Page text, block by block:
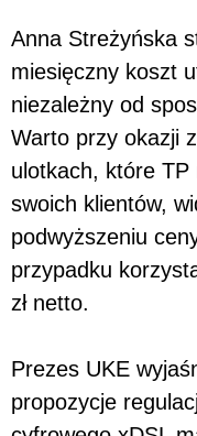
Anna Streżyńska
miesięczny koszt
niezależny od
Warto przy okazji
ulotkach, które TP
swoich klientów,
podwyższeniu
przypadku
zł netto.
Prezes UKE
propozycje